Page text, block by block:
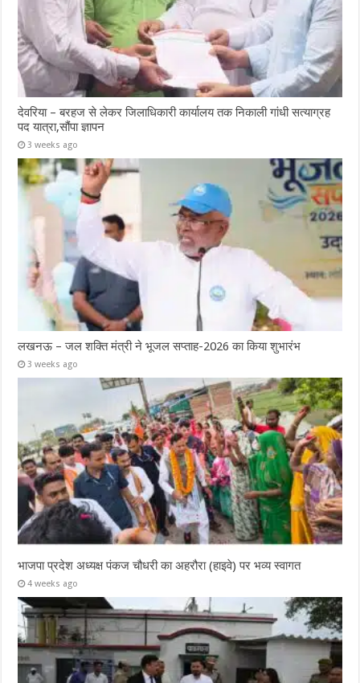
देवरिया – बरहज से लेकर जिलाधिकारी कार्यालय तक निकाली गांधी सत्याग्रह
पद यात्रा,सौंपा ज्ञापन
3 weeks ago
लखनऊ – जल शक्ति मंत्री ने भूजल सप्ताह-2026 का किया शुभारंभ
3 weeks ago
भाजपा प्रदेश अध्यक्ष पंकज चौधरी का अहरौरा (हाइवे) पर भव्य स्वागत
4 weeks ago